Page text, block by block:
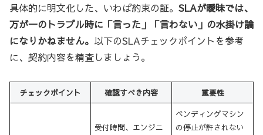
具体的に明文化した、いわば約束の証。 SLAが曖昧では、
万が一のトラブル時に「言った」「言わない」の水掛け論
になりかねません。 以下のSLAチェックポイントを参考
に、契約内容を精査しましょう。
チェックポイント 確認すべき内容 重要性
受付時間、エンジニ
ベンディングマシン
の停止が許されない